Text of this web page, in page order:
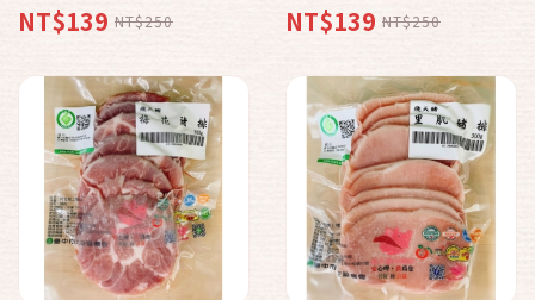
NT$139 NT$250 NT$139 NT$250